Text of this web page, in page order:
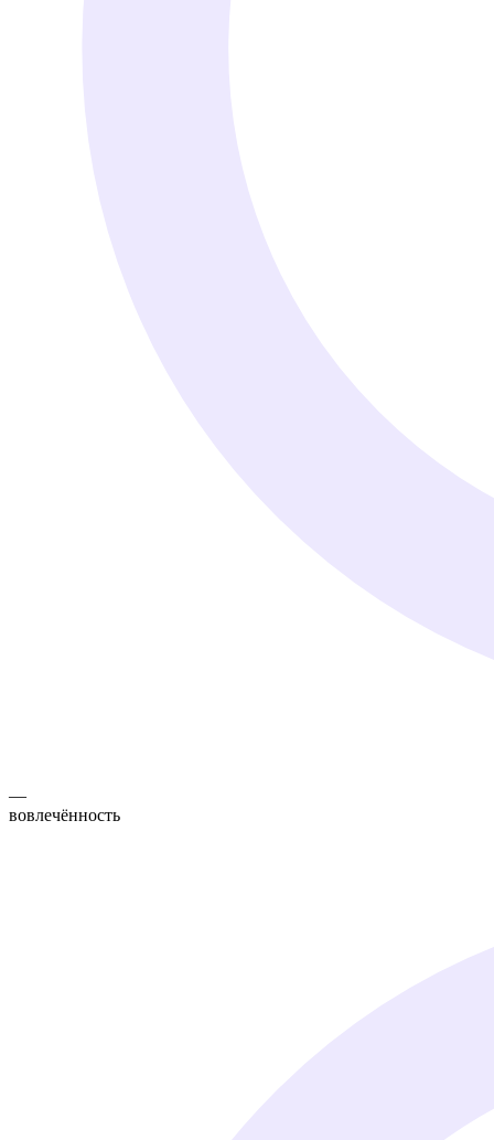
—
вовлечённость